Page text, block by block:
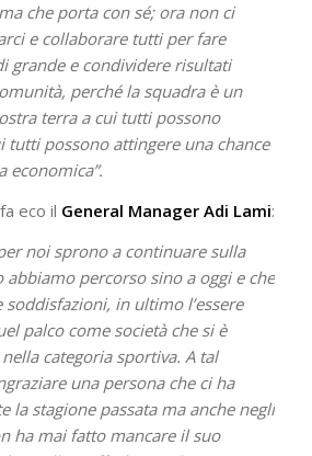
che porta con sé; ora non ci
e collaborare tutti per fare
grande e condividere risultati
perché la squadra è un
terra a cui tutti possono
tutti possono attingere una chance
economica”.
eco il General Manager Adi Lami:
noi sprono a continuare sulla
abbiamo percorso sino a oggi e che
in ultimo l’essere
palco come società che si è
categoria sportiva. A tal
una persona che ci ha
la stagione passata ma anche negli
ha mai fatto mancare il suo